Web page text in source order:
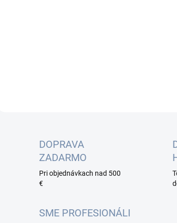
DOPRAVA
ZADARMO
Pri objednávkach nad 500
€
SME PROFESIONÁLI